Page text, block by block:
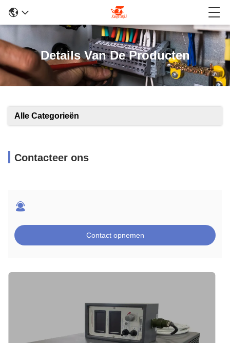
Details Van De Producten
Alle Categorieën
Contacteer ons
Contact opnemen